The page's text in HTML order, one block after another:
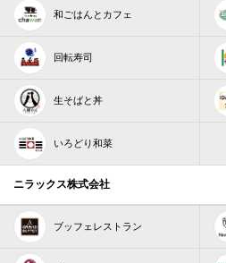
和ごはんとカフェ
回転寿司
生そばと丼
いろどり和菜
ニラックス株式会社
ブッフェレストラン